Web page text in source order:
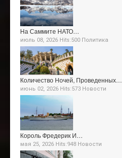
На Саммите НАТО…
июль 08, 2026 Hits:500 Политика
Количество Ночей, Проведенных…
июнь 02, 2026 Hits:573 Новости
Король Фредерик И…
мая 25, 2026 Hits:948 Новости